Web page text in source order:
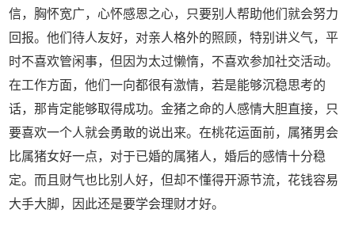
信，胸怀宽广，心怀感恩之心，只要别人帮助他们就会努力
回报。他们待人友好，对亲人格外的照顾，特别讲义气，平
时不喜欢管闲事，但因为太过懒惰，不喜欢参加社交活动。
在工作方面，他们一向都很有激情，若是能够沉稳思考的
话，那肯定能够取得成功。金猪之命的人感情大胆直接，只
要喜欢一个人就会勇敢的说出来。在桃花运面前，属猪男会
比属猪女好一点，对于已婚的属猪人，婚后的感情十分稳
定。而且财气也比别人好，但却不懂得开源节流，花钱容易
大手大脚，因此还是要学会理财才好。